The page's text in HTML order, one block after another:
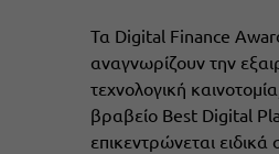
Τα Digital Finance
αναγνωρίζουν την
τεχνολογική
βραβείο Best Digital
επικεντρώνεται